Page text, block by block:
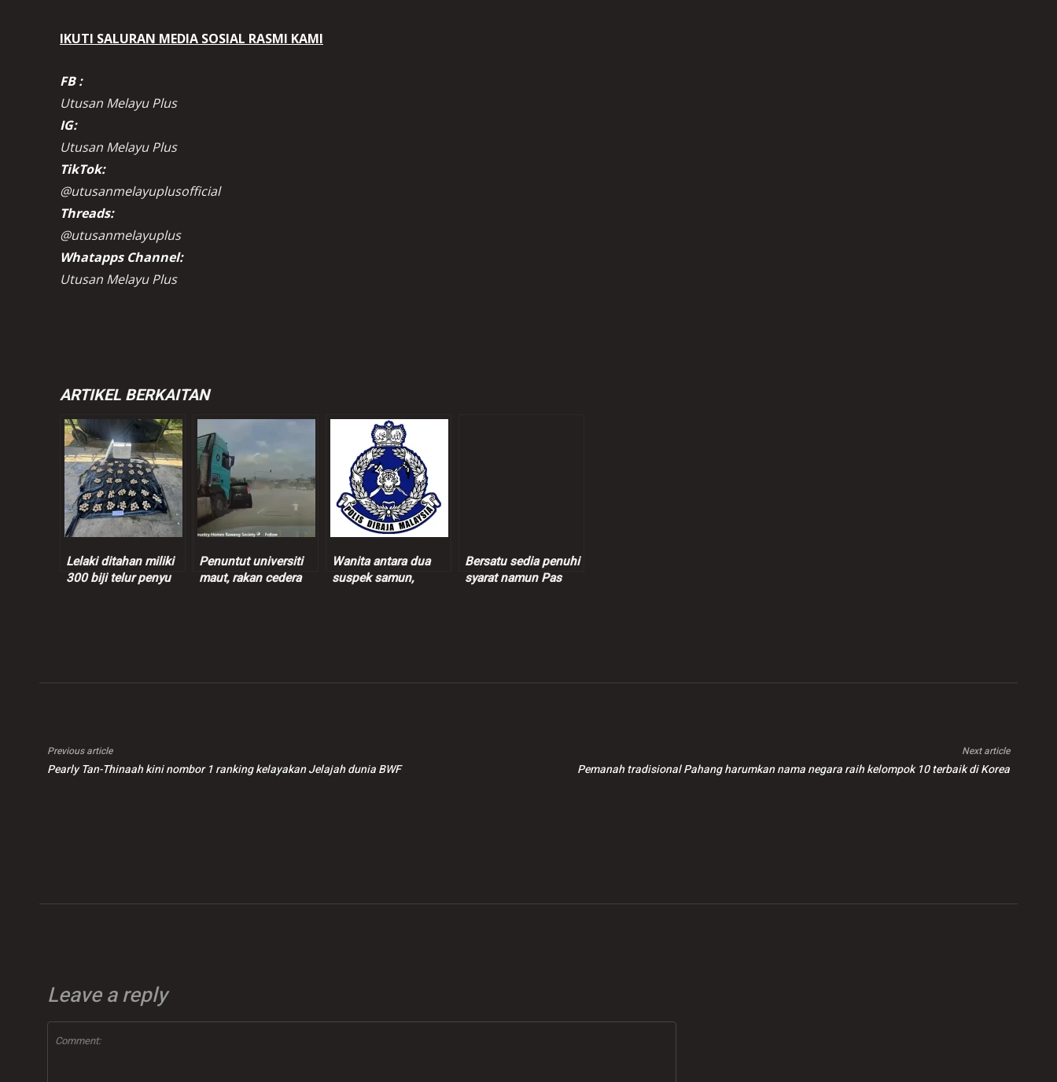
IKUTI SALURAN MEDIA SOSIAL RASMI KAMI
FB :
Utusan Melayu Plus
IG:
Utusan Melayu Plus
TikTok:
@utusanmelayuplusofficial
Threads:
@utusanmelayuplus
Whatapps Channel:
Utusan Melayu Plus
ARTIKEL BERKAITAN
Lelaki ditahan miliki
300 biji telur penyu
Penuntut universiti
maut, rakan cedera
Wanita antara dua
suspek samun,
Bersatu sedia penuhi
syarat namun Pas
Previous article
Pearly Tan-Thinaah kini nombor 1 ranking kelayakan Jelajah dunia BWF
Next article
Pemanah tradisional Pahang harumkan nama negara raih kelompok 10 terbaik di Korea
Leave a reply